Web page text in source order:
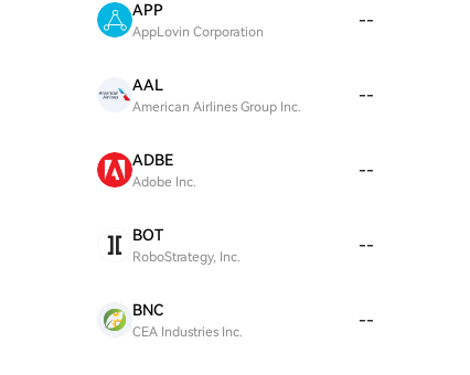
APP
AppLovin Corporation
--
AAL
American Airlines Group Inc.
--
ADBE
Adobe Inc.
--
BOT
RoboStrategy, Inc.
--
BNC
CEA Industries Inc.
--